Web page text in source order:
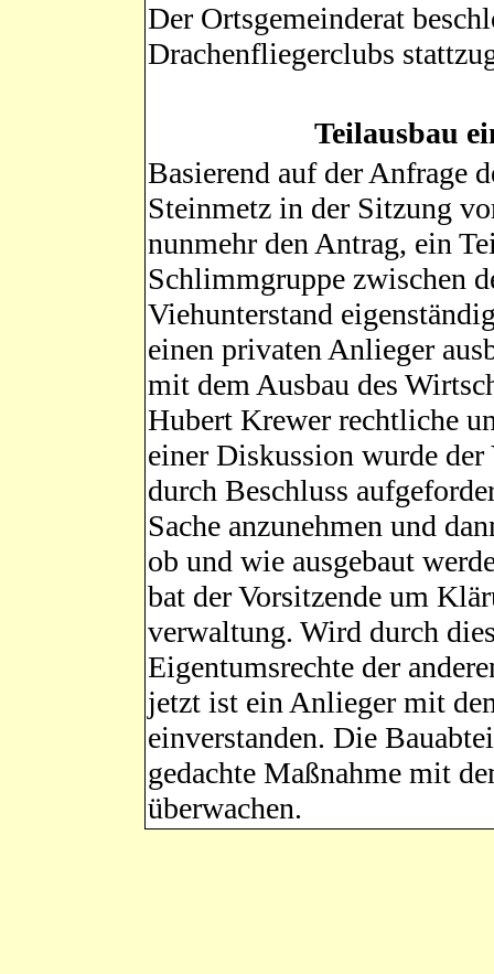
Der Ortsgemeinderat
Drachenfliegerclubs
Teilausbau
Basierend auf der Anfrage
Steinmetz in der Sitzung
nunmehr den Antrag, ein
Schlimmgruppe zwischen
Viehunterstand
einen privaten Anlieger
mit dem Ausbau des
Hubert Krewer rechtliche
einer Diskussion wurde
durch Beschluss
Sache anzunehmen und
ob und wie ausgebaut
bat der Vorsitzende um
verwaltung. Wird durch
Eigentumsrechte der
jetzt ist ein Anlieger mit
einverstanden. Die
gedachte Maßnahme mit
überwachen.